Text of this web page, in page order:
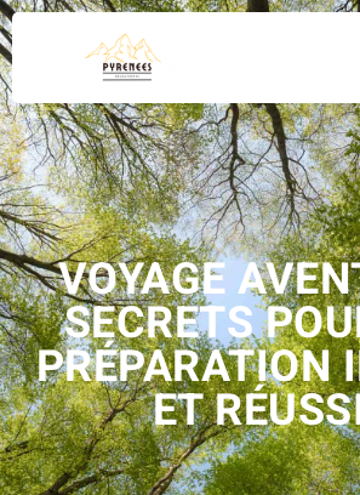
VOYAGE
SECRETS
PRÉPARATION
ET